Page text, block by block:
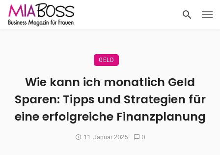
GELD
Wie kann ich monatlich Geld
Sparen: Tipps und Strategien für
eine erfolgreiche Finanzplanung
11. Januar 2025 0